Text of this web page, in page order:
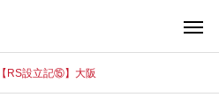
【RS設立記⑮】大阪